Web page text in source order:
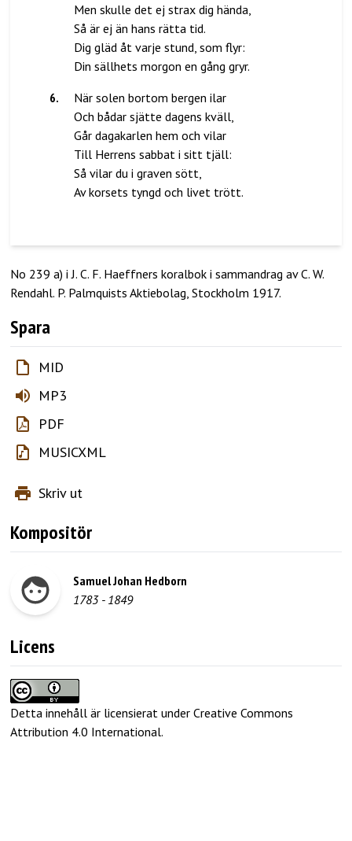
Men skulle det ej strax dig hända,
Så är ej än hans rätta tid.
Dig gläd åt varje stund, som flyr:
6.
När solen bortom bergen ilar
Och bådar sjätte dagens kväll,
Går dagakarlen hem och vilar
Till Herrens sabbat i sitt tjäll:
Så vilar du i graven sött,
Av korsets tyngd och livet trött.
No 239 a) i J. C. F. Haeffners koralbok i sammandrag av C. W.
Rendahl. P. Palmquists Aktiebolag, Stockholm 1917.
Spara
MID
MP3
PDF
MUSICXML
Skriv ut
Kompositör
Samuel Johan Hedborn
1783- 1849
Licens
Detta innehåll är licensierat under Creative Commons
Attribution 4.0 International.